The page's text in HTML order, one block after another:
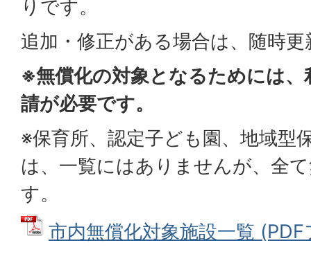
りです。
追加・修正がある場合は、随時
※無償化の対象となるためには、
請が必要です。
※保育所、認定子ども園、地域型
は、一覧にはありませんが、全
す。
市内無償化対象施設一覧